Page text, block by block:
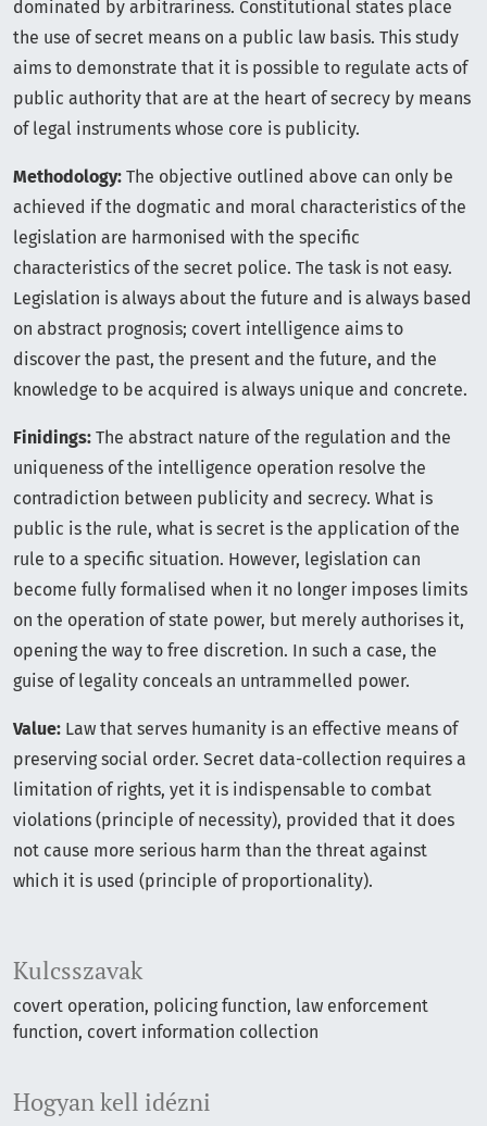
Kulcsszavak
covert operation policing function law enforcement
function covert information collection
Hogyan kell idézni
dominated by arbitrariness. Constitutional states place
the use of secret means on a public law basis. This study
aims to demonstrate that it is possible to regulate acts of
public authority that are at the heart of secrecy by means
of legal instruments whose core is publicity.
Methodology: The objective outlined above can only be
achieved if the dogmatic and moral characteristics of the
legislation are harmonised with the specific
characteristics of the secret police. The task is not easy.
Legislation is always about the future and is always based
on abstract prognosis; covert intelligence aims to
discover the past, the present and the future, and the
knowledge to be acquired is always unique and concrete.
Finidings: The abstract nature of the regulation and the
uniqueness of the intelligence operation resolve the
contradiction between publicity and secrecy. What is
public is the rule, what is secret is the application of the
rule to a specific situation. However, legislation can
become fully formalised when it no longer imposes limits
on the operation of state power, but merely authorises it,
opening the way to free discretion. In such a case, the
guise of legality conceals an untrammelled power.
Value: Law that serves humanity is an effective means of
preserving social order. Secret data-collection requires a
limitation of rights, yet it is indispensable to combat
violations (principle of necessity), provided that it does
not cause more serious harm than the threat against
which it is used (principle of proportionality).